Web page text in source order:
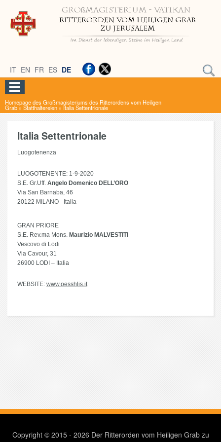
IT EN FR ES DE
Homepage des Großmagisteriums des Ritterordens vom Heiligen
Grab » Statthaltereien » Italia Settentrionale
Italia Settentrionale
Luogotenenza
LUOGOTENENTE: 1-9-2020
S.E. Gr.Uff. Angelo Domenico DELL’ORO
Via San Barnaba, 46
20122 MILANO - Italia
GRAN PRIORE
S.E. Rev.ma Mons. Maurizio MALVESTITI
Vescovo di Lodi
Via Cavour, 31
26900 LODI – Italia
WEBSITE: www.oesshlis.it
Copyright © 2015 - 2026 Der Ritterorden vom Heiligen Grab zu